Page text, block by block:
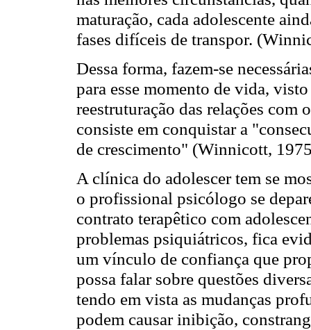
maturação, cada adolescente
fases difíceis de transpor.
Dessa forma, fazem-se
para esse momento de vida,
reestruturação das relações com
consiste em conquistar a
de crescimento" (Winnicott,
A clínica do adolescer tem se
o profissional psicólogo se
contrato terapêtico com
problemas psiquiátricos, fica
um vínculo de confiança que
possa falar sobre questões
tendo em vista as mudanças
podem causar inibição,